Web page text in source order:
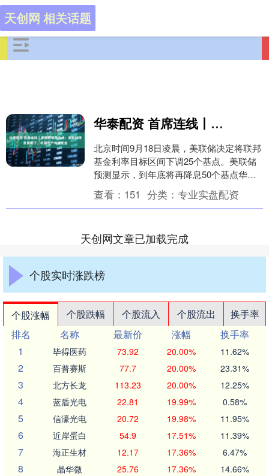
天创网 相关话题
华泰配资 首席连线丨摩根资管蒋先威：美联储降息周期下，中国资产有望受益
北京时间9月18日凌晨，美联储决定将联邦
基金利率目标区间下调25个基点。美联储
预测显示，到年底将再降息50个基点华泰
配资，未来两年每年再降息25个基点。此
举释放....
查看： 151 分类： 专业实盘配资
天创网文章已加载完成
个股实时涨跌榜
个股涨幅 个股跌幅 个股流入 个股流出
换手率
排名
名称 最新价 涨幅
换手率
1
毕得医药 73.92 20.00% 11.62%
2 百普赛斯 77.7 20.00% 23.31%
3 北方长龙 113.23 20.00% 12.25%
4 蓝盾光电 22.81 19.99% 0.58%
5 信濠光电 20.72 19.98% 11.95%
6 近岸蛋白 54.9 17.51% 11.39%
7 海正生材 12.17 17.36% 6.47%
8 晶华微 25.76 17.36% 14.66%